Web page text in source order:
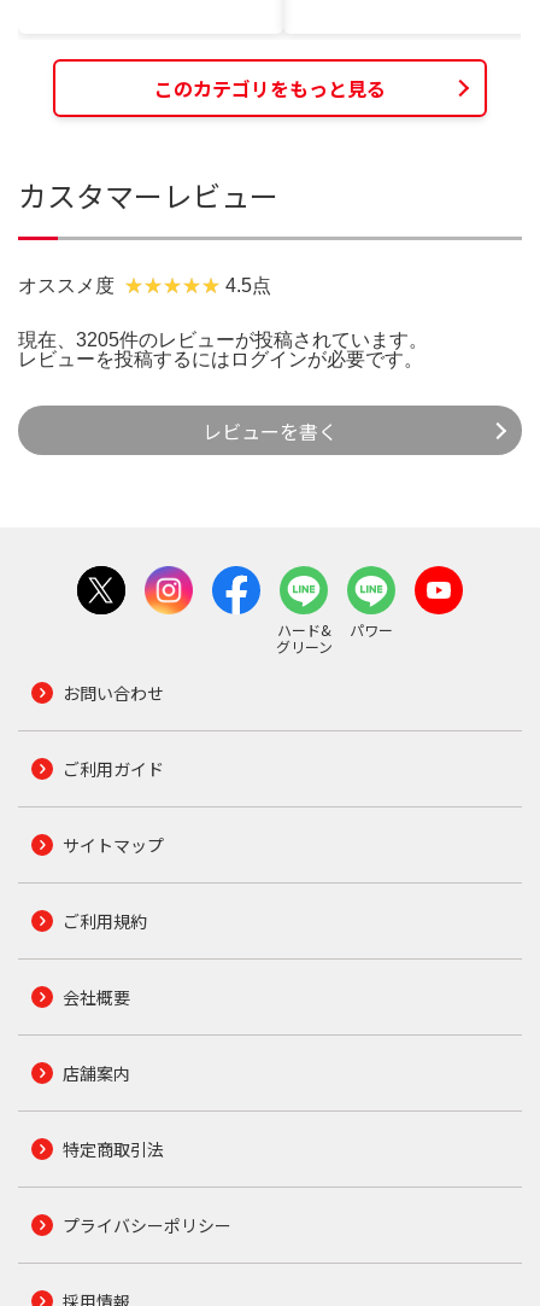
このカテゴリをもっと見る
カスタマーレビュー
オススメ度 4.5点
現在、3205件のレビューが投稿されています。
レビューを投稿するには ログインが必要です。
レビューを書く
ハード&
グリーン
パワー
お問い合わせ
ご利用ガイド
サイトマップ
ご利用規約
会社概要
店舗案内
特定商取引法
プライバシーポリシー